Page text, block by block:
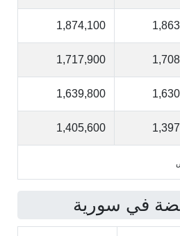
1,874,100
1,717,900
1,639,800
1,405,600
في سورية